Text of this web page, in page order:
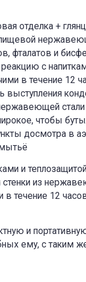
отделка +
фталатов и
с
в течение 12
выступления
чтобы
досмотра в
и
из
в течение 12
и
ему, с таким